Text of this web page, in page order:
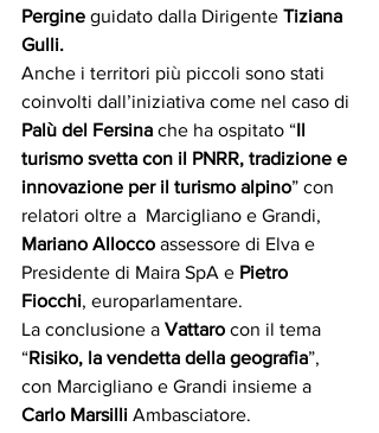
Pergine guidato dalla Dirigente Tiziana
Gulli.
Anche i territori più piccoli sono stati
coinvolti dall’iniziativa come nel caso di
Palù del Fersina che ha ospitato “Il
turismo svetta con il PNRR, tradizione e
innovazione per il turismo alpino” con
relatori oltre a  Marcigliano e Grandi,
Mariano Allocco assessore di Elva e
Presidente di Maira SpA e Pietro
Fiocchi, europarlamentare.
La conclusione a Vattaro con il tema
“Risiko, la vendetta della geografia”,
con Marcigliano e Grandi insieme a
Carlo Marsilli Ambasciatore.